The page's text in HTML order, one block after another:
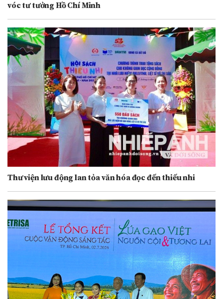
vóc tư tưởng Hồ Chí Minh
Thư viện lưu động lan tỏa văn hóa đọc đến thiếu nhi